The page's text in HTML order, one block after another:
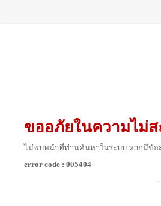
ขออภัยในความไม่ส
ไม่พบหน้าที่ท่านค้นหาในระบบ หากมีข้อส
error code : 005404